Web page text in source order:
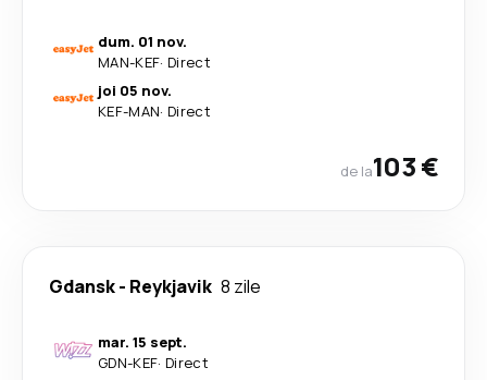
dum. 01 nov.
MAN-KEF· Direct
joi 05 nov.
KEF-MAN· Direct
de la103 €
Gdansk- Reykjavik 8 zile
mar. 15 sept.
GDN-KEF· Direct